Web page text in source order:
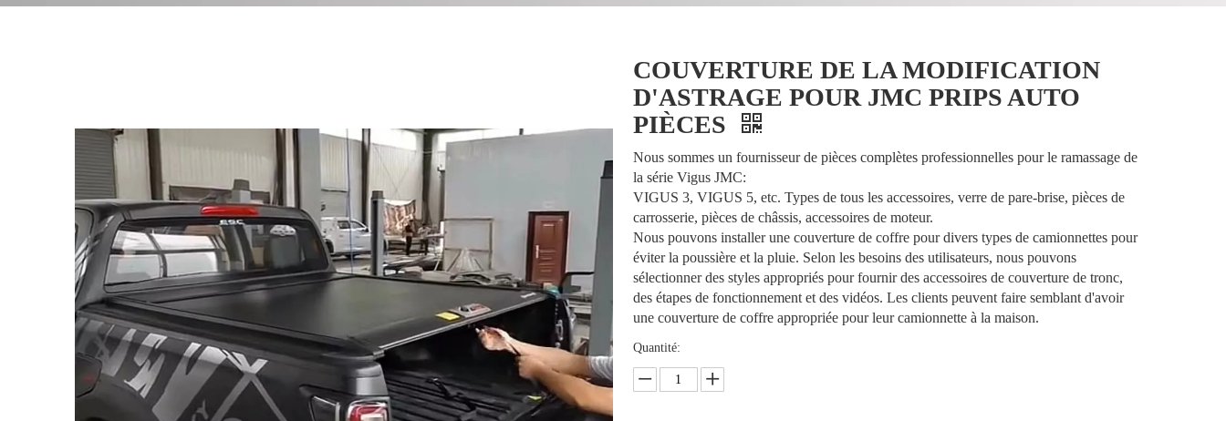
COUVERTURE DE LA MODIFICATION
D'ASTRAGE POUR JMC PRIPS AUTO
PIÈCES
Nous sommes un fournisseur de pièces complètes professionnelles pour le ramassage de
la série Vigus JMC:
VIGUS 3, VIGUS 5, etc. Types de tous les accessoires, verre de pare-brise, pièces de
carrosserie, pièces de châssis, accessoires de moteur.
Nous pouvons installer une couverture de coffre pour divers types de camionnettes pour
éviter la poussière et la pluie. Selon les besoins des utilisateurs, nous pouvons
sélectionner des styles appropriés pour fournir des accessoires de couverture de tronc,
des étapes de fonctionnement et des vidéos. Les clients peuvent faire semblant d'avoir
une couverture de coffre appropriée pour leur camionnette à la maison.
Quantité: